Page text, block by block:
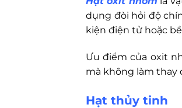
dụng đòi hỏi độ
kiện điện tử hoặc
Ưu điểm của oxit
mà không làm thay
Hạt thủy tinh